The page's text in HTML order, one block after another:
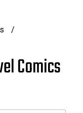
Comics